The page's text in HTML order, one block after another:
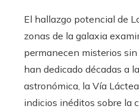
El hallazgo potencial de
zonas de la galaxia
permanecen misterios
han dedicado décadas a
astronómica, la Vía
indicios inéditos sobre la